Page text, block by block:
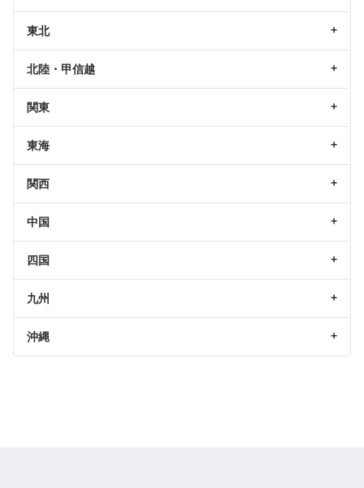
東北
北陸・甲信越
関東
東海
関西
中国
四国
九州
沖縄